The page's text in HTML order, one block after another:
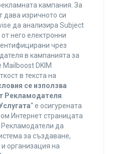
кампания. За
дава изричното си
да анализира Subject
него електронни
чрез
в кампанията за
DKIM
в текста на
се използва
Рекламодателя.
“ е осигурената
Интернет страницата
да
за създаване,
организация на